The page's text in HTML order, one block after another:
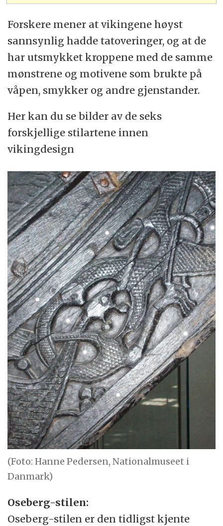
Forskere mener at vikingene høyst
sannsynlig hadde tatoveringer, og at de
har utsmykket kroppene med de samme
mønstrene og motivene som brukte på
våpen, smykker og andre gjenstander.
Her kan du se bilder av de seks
forskjellige stilartene innen
vikingdesign
(Foto: Hanne Pedersen, Nationalmuseet i
Danmark)
Oseberg-stilen:
Oseberg-stilen er den tidligst kjente